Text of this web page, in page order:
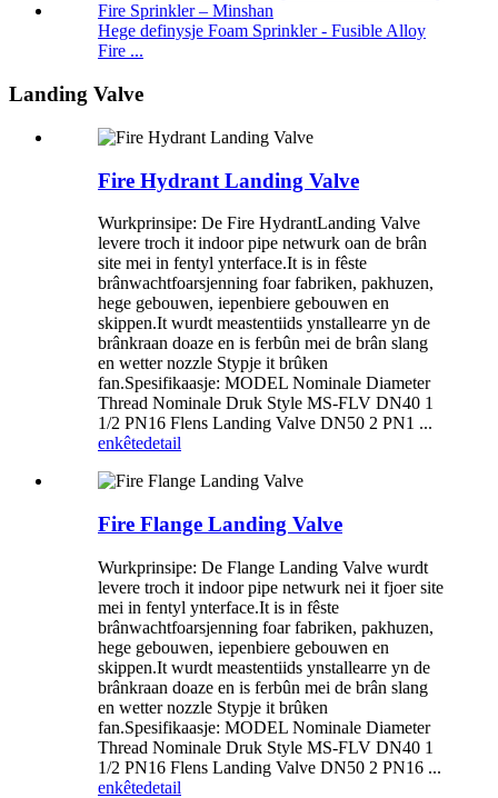
Hege definysje Foam Sprinkler - Fusible Alloy
Fire ...
Landing Valve
Fire Hydrant Landing Valve
Wurkprinsipe: De Fire HydrantLanding Valve
levere troch it indoor pipe netwurk oan de brân
site mei in fentyl ynterface.It is in fêste
brânwachtfoarsjenning foar fabriken, pakhuzen,
hege gebouwen, iepenbiere gebouwen en
skippen.It wurdt meastentiids ynstallearre yn de
brânkraan doaze en is ferbûn mei de brân slang
en wetter nozzle Stypje it brûken
fan.Spesifikaasje: MODEL Nominale Diameter
Thread Nominale Druk Style MS-FLV DN40 1
1/2 PN16 Flens Landing Valve DN50 2 PN1 ...
enkêtedetail
Fire Flange Landing Valve
Wurkprinsipe: De Flange Landing Valve wurdt
levere troch it indoor pipe netwurk nei it fjoer site
mei in fentyl ynterface.It is in fêste
brânwachtfoarsjenning foar fabriken, pakhuzen,
hege gebouwen, iepenbiere gebouwen en
skippen.It wurdt meastentiids ynstallearre yn de
brânkraan doaze en is ferbûn mei de brân slang
en wetter nozzle Stypje it brûken
fan.Spesifikaasje: MODEL Nominale Diameter
Thread Nominale Druk Style MS-FLV DN40 1
1/2 PN16 Flens Landing Valve DN50 2 PN16 ...
enkêtedetail